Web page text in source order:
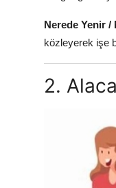
Nerede Yenir /
közleyerek işe
2.